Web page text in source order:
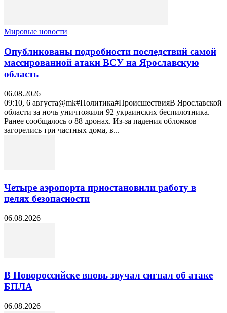
Мировые новости
Опубликованы подробности последствий самой
массированной атаки ВСУ на Ярославскую
область
06.08.2026
09:10, 6 августа@mk#Политика#ПроисшествияВ Ярославской
области за ночь уничтожили 92 украинских беспилотника.
Ранее сообщалось о 88 дронах. Из-за падения обломков
загорелись три частных дома, в...
Четыре аэропорта приостановили работу в
целях безопасности
06.08.2026
В Новороссийске вновь звучал сигнал об атаке
БПЛА
06.08.2026